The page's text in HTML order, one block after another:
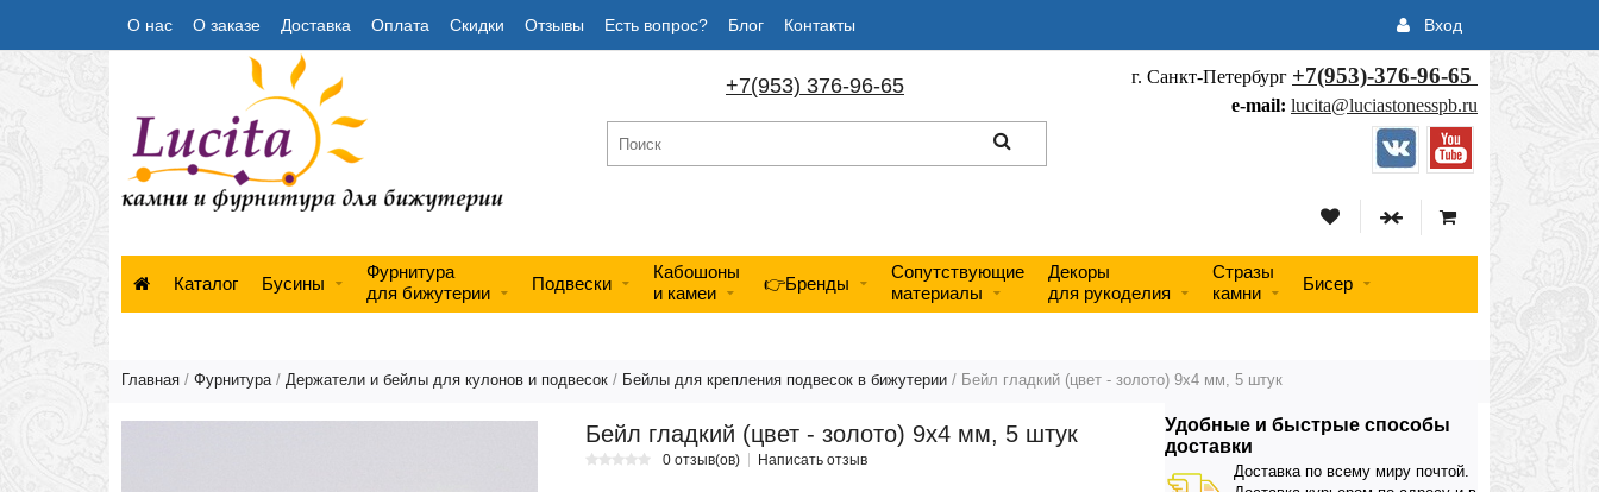
О нас О заказе Доставка Оплата Скидки Отзывы Есть вопрос? Блог Контакты Вход
г. Санкт-Петербург +7(953)-376-96-65
e-mail: lucita@luciastonesspb.ru
+7(953) 376-96-65
Каталог Бусины
Фурнитура
для бижутерии
Подвески
Кабошоны
и камеи
👉Бренды
Сопутствующие
материалы
Декоры
для рукоделия
Стразы
камни
Бисер
Главная / Фурнитура/ Держатели и бейлы для кулонов и подвесок / Бейлы для крепления подвесок в бижутерии / Бейл гладкий (цвет - золото) 9х4 мм, 5 штук
Удобные и быстрые способы
доставки
Доставка по всему миру почтой.
Бейл гладкий (цвет - золото) 9х4 мм, 5 штук
0 отзыв(ов) Написать отзыв